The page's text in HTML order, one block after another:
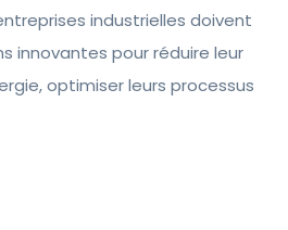
industrielles doivent
innovantes pour réduire leur
optimiser leurs processus